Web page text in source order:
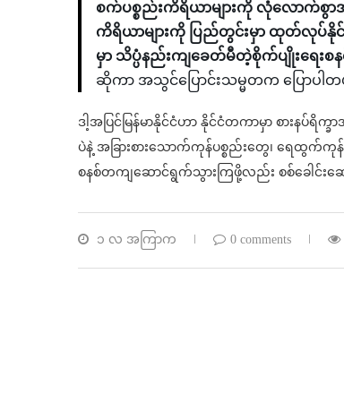
စက်ပစ္စည်းကိရိယာများကို လုံလောက်စွာ
ကိရိယာများကို ပြည်တွင်းမှာ ထုတ်လုပ်နိုင်
မှာ သိပ္ပံနည်းကျခေတ်မီတဲ့စိုက်ပျိုးရေးစန
ဆိုကာ အသွင်ပြောင်းသမ္မတက ပြောပါ
ဒါ့အပြင်မြန်မာနိုင်ငံဟာ နိုင်ငံတကာမှာ စားနပ်ရိ
ပဲနဲ့ အခြားစားသောက်ကုန်ပစ္စည်းတွေ၊ ရေထွ
စနစ်တကျဆောင်ရွက်သွားကြဖို့လည်း စစ်ခေါင်းဆ
၁ လ အကြာက 0 comments